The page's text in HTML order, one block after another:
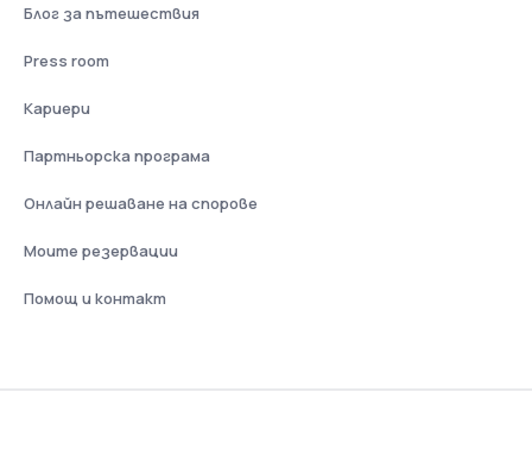
Блог за пътешествия
Press room
Кариери
Партньорска програма
Онлайн решаване на спорове
Моите резервации
Помощ и контакт